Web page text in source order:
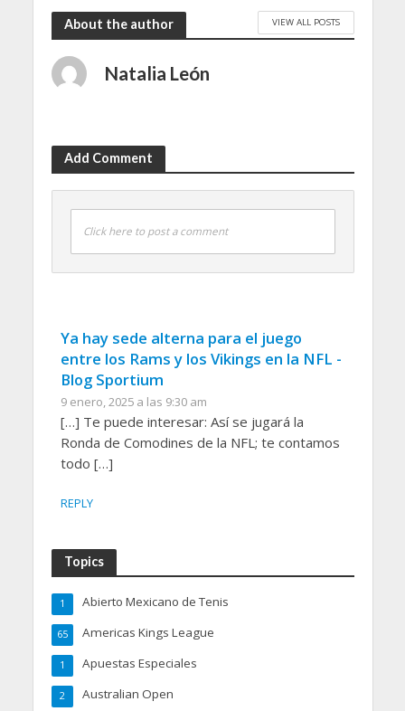
About the author VIEW ALL POSTS
Natalia León
Add Comment
Click here to post a comment
Ya hay sede alterna para el juego
entre los Rams y los Vikings en la NFL -
Blog Sportium
9 enero, 2025 a las 9:30 am
[…] Te puede interesar: Así se jugará la
Ronda de Comodines de la NFL; te contamos
todo […]
REPLY
Topics
Abierto Mexicano de Tenis
1
Americas Kings League
65
Apuestas Especiales
1
Australian Open
2